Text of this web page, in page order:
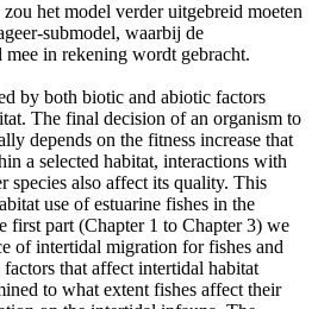
het model verder uitgebreid moeten
submodel, waarbij de
mee in rekening wordt gebracht.
by both biotic and abiotic factors
The final decision of an organism to
depends on the fitness increase that
a selected habitat, interactions with
species also affect its quality. This
use of estuarine fishes in the
first part (Chapter 1 to Chapter 3) we
of intertidal migration for fishes and
factors that affect intertidal habitat
to what extent fishes affect their